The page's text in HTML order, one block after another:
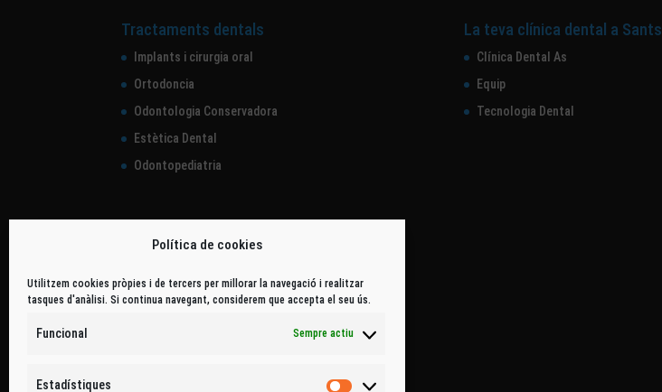
Política de cookies
Utilitzem cookies pròpies i de tercers per millorar la navegació i realitzar
tasques d'anàlisi. Si continua navegant, considerem que accepta el seu ús.
Funcional Sempre actiu
Estadístiques
Tractaments dentals
Implants i cirurgia oral
Ortodoncia
Odontologia Conservadora
Estètica Dental
Odontopediatria
La teva clínica dental a Sants
Clínica Dental As
Equip
Tecnologia Dental